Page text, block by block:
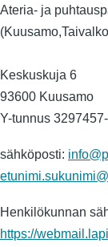
Ateria- ja
Keskuskuja 6
93600 Kuusamo
Y-tunnus
sähköposti:
Henkilökunnan
https://